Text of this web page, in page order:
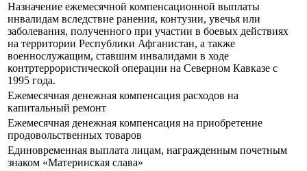
Назначение ежемесячной компенсационной выплаты
инвалидам вследствие ранения, контузии, увечья или
заболевания, полученного при участии в боевых действиях
на территории Республики Афганистан, а также
военнослужащим, ставшим инвалидами в ходе
контртеррористической операции на Северном Кавказе с
1995 года.
Ежемесячная денежная компенсация расходов на
капитальный ремонт
Ежемесячная денежная компенсация на приобретение
продовольственных товаров
Единовременная выплата лицам, награжденным почетным
знаком «Материнская слава»